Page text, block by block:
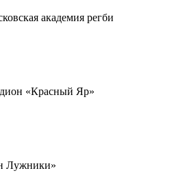
академия регби
«Красный Яр»
Лужники»